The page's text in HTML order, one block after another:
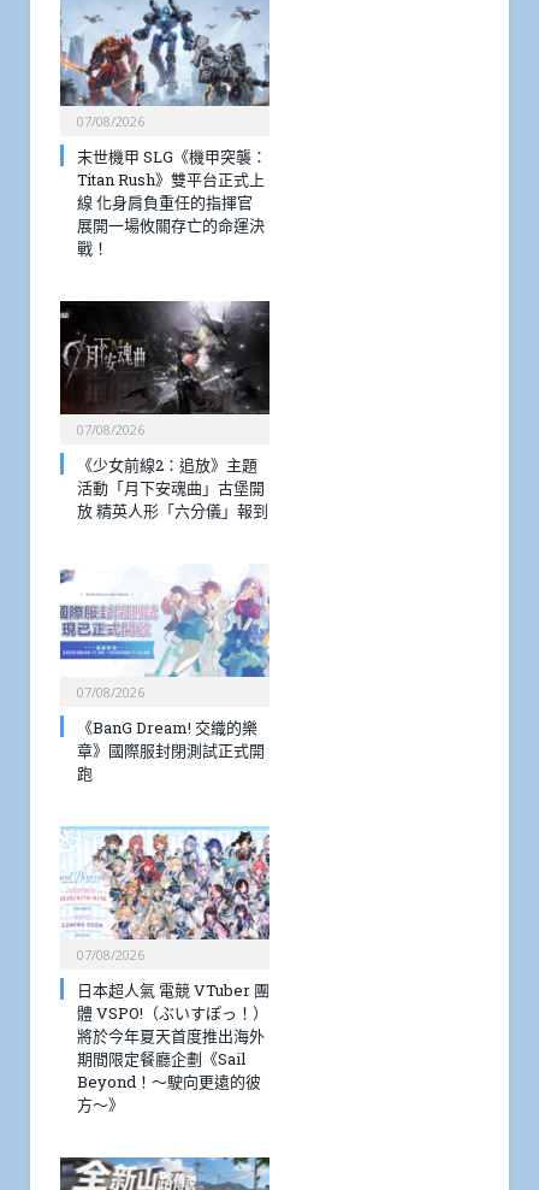
07/08/2026
末世機甲 SLG《機甲突襲：
Titan Rush》雙平台正式上
線 化身肩負重任的指揮官
展開一場攸關存亡的命運決
戰！
07/08/2026
《少女前線2：追放》主題
活動「月下安魂曲」古堡開
放 精英人形「六分儀」報到
07/08/2026
《BanG Dream! 交織的樂
章》國際服封閉測試正式開
跑
07/08/2026
日本超人氣 電競 VTuber 團
體 VSPO!（ぶいすぽっ！）
將於今年夏天首度推出海外
期間限定餐廳企劃《Sail
Beyond！～駛向更遠的彼
方～》